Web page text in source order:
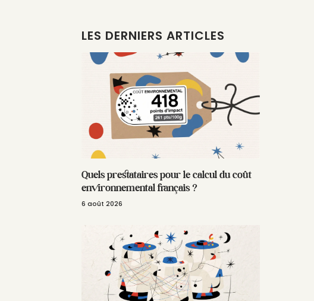
LES DERNIERS ARTICLES
Quels prestataires pour le calcul du coût
environnemental français ?
6 août 2026